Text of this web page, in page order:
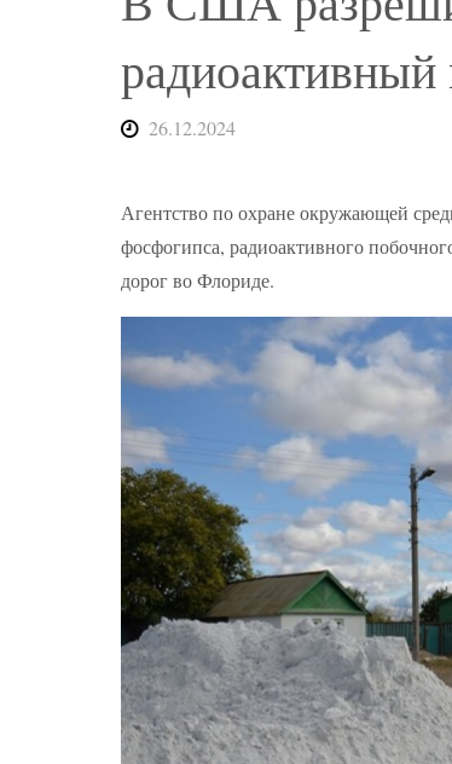
радиоактивный
26.12.2024
Агентство по охране окружающей
фосфогипса, радиоактивного
дорог во Флориде.